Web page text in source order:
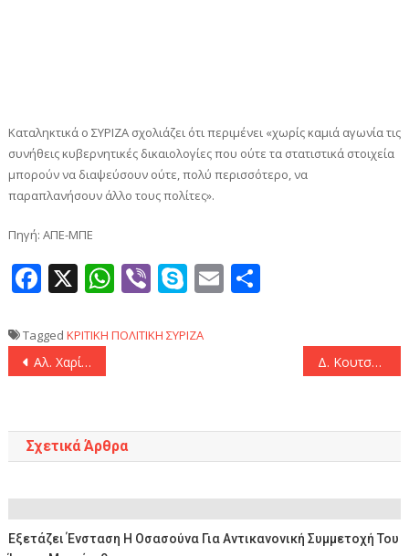
Καταληκτικά ο ΣΥΡΙΖΑ σχολιάζει ότι περιμένει «χωρίς καμιά αγωνία τις
συνήθεις κυβερνητικές δικαιολογίες που ούτε τα στατιστικά στοιχεία
μπορούν να διαψεύσουν ούτε, πολύ περισσότερο, να
παραπλανήσουν άλλο τους πολίτες».
Πηγή: ΑΠΕ-ΜΠΕ
Facebook
X WhatsApp
ViberSkype
Email
Tagged ΚΡΙΤΙΚΗ ΠΟΛΙΤΙΚΗ ΣΥΡΙΖΑ
Πλοήγηση
Αλ. Χαρίτσης: «Η πραγματικότητα διαψεύδει δραματικά τον κ. Μητσοτάκη» Δ. Κουτσούμπας στη συγκέντρωση εργαζομένων της ΕΥΔΑΠ: «Τώρα στο επίκεντρο της συζήτησης πρέπει να βρεθεί η πραγματική διέξοδος για τον λαό»
Σχετικά Άρθρα
Εξετάζει Ένσταση Η Οσασούνα Για Αντικανονική Συμμετοχή Του